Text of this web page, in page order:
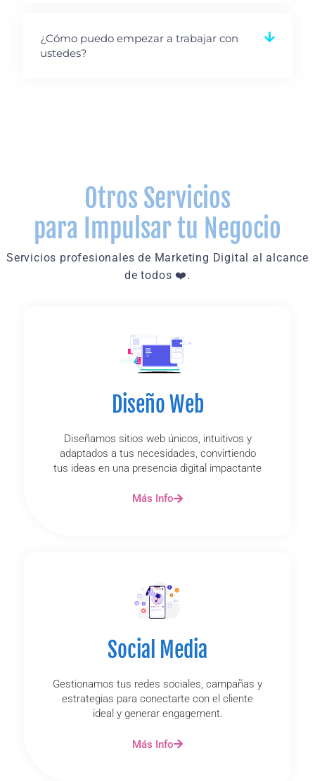
¿Cómo puedo empezar a trabajar con
ustedes?
Otros Servicios
para Impulsar tu Negocio
Servicios profesionales de Marketing Digital al alcance
de todos ❤️.
Diseño Web
Diseñamos sitios web únicos, intuitivos y
adaptados a tus necesidades, convirtiendo
tus ideas en una presencia digital impactante
Más Info
Social Media
Gestionamos tus redes sociales, campañas y
estrategias para conectarte con el cliente
ideal y generar engagement.
Más Info